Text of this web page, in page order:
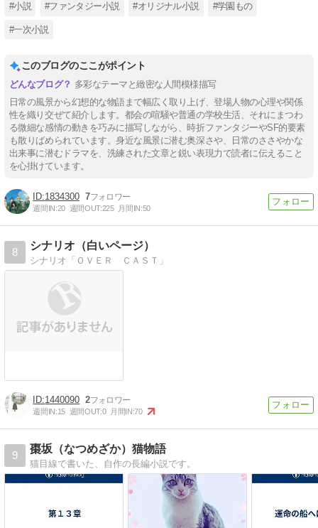
#小説 #ファンタジー小説 #オリジナル小説 #学園もの
#一次小説
このブログのここがポイント
多彩なテーマと緻密な人間模様描写
日常の風景から幻想的な物語まで幅広く取り上げ、登場人物の心理や関係
性を織り交ぜて紹介します。都会の喧騒や普通の学校生活、それにまつわ
る微細な感情の動きを巧みに描写しながら、時折ファンタジーやSF的要素
も散りばめられています。身近な風景に潜む奥深さや、日常のささやかな
出来事に潜むドラマを、洗練された文章と鋭い表現力で読者に伝えること
を心掛けています。
1834300 7
週間IN:20 週間OUT:225 月間IN:50
8
シナリオ（白いページ）
シナリオ「ＯＶＥＲ ＣＡＳＴ」
1440090 2
週間IN:15 週間OUT:0 月間IN:70
9
棗坂（なつめざか）猫物語
猫目線で書いた、自作の長編小説です。